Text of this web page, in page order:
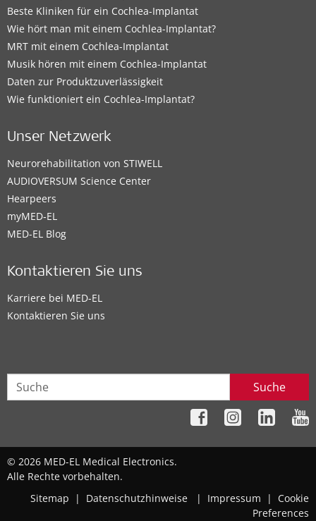
Beste Kliniken für ein Cochlea-Implantat
Wie hört man mit einem Cochlea-Implantat?
MRT mit einem Cochlea-Implantat
Musik hören mit einem Cochlea-Implantat
Daten zur Produktzuverlässigkeit
Wie funktioniert ein Cochlea-Implantat?
Unser Netzwerk
Neurorehabilitation von STIWELL
AUDIOVERSUM Science Center
Hearpeers
myMED‑EL
MED-EL Blog
Kontaktieren Sie uns
Karriere bei MED-EL
Kontaktieren Sie uns
Suche
© 2026 MED-EL Medical Electronics.
Alle Rechte vorbehalten.
Sitemap
| Datenschutzhinweise | Impressum | Cookie
Preferences